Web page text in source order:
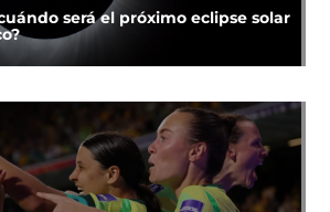
será el próximo eclipse solar